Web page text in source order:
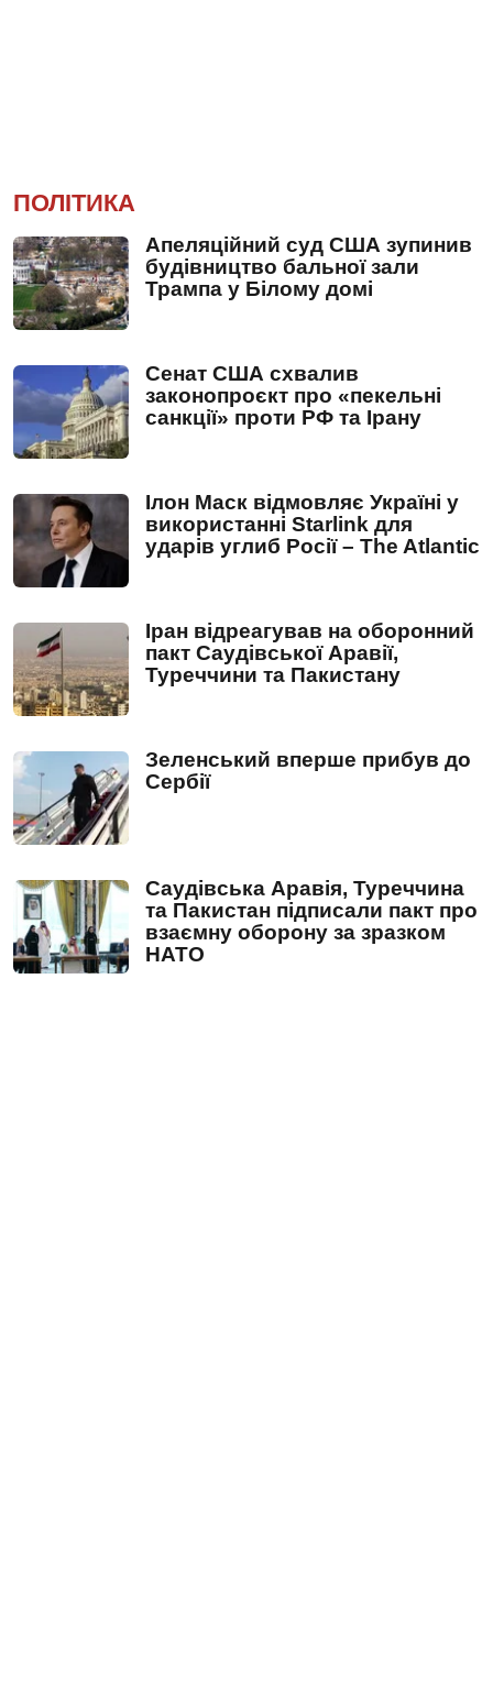
ПОЛІТИКА
Апеляційний суд США зупинив
будівництво бальної зали
Трампа у Білому домі
Сенат США схвалив
законопроєкт про «пекельні
санкції» проти РФ та Ірану
Ілон Маск відмовляє Україні у
використанні Starlink для
ударів углиб Росії – The Atlantic
Іран відреагував на оборонний
пакт Саудівської Аравії,
Туреччини та Пакистану
Зеленський вперше прибув до
Сербії
Саудівська Аравія, Туреччина
та Пакистан підписали пакт про
взаємну оборону за зразком
НАТО